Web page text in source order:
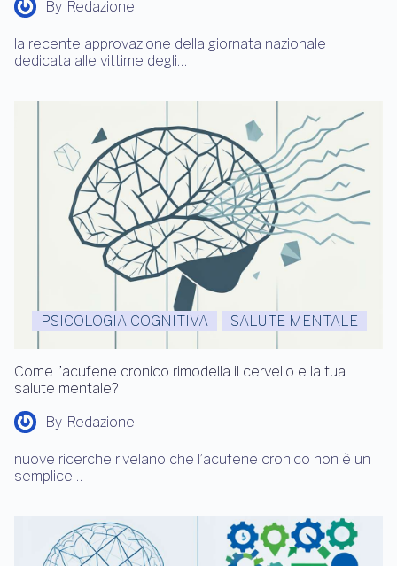
By Redazione
la recente approvazione della giornata nazionale
dedicata alle vittime degli…
PSICOLOGIA COGNITIVA SALUTE MENTALE
Come l’acufene cronico rimodella il cervello e la tua
salute mentale?
By Redazione
nuove ricerche rivelano che l’acufene cronico non è un
semplice…